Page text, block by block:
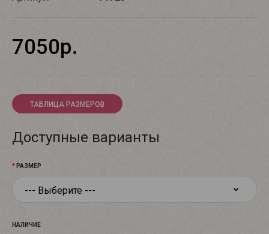
7050р.
ТАБЛИЦА РАЗМЕРОВ
Доступные варианты
РАЗМЕР
НАЛИЧИЕ